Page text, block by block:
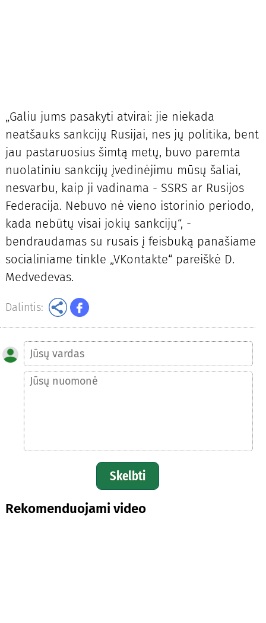
„Galiu jums pasakyti atvirai: jie niekada
neatšauks sankcijų Rusijai, nes jų politika, bent
jau pastaruosius šimtą metų, buvo paremta
nuolatiniu sankcijų įvedinėjimu mūsų šaliai,
nesvarbu, kaip ji vadinama - SSRS ar Rusijos
Federacija. Nebuvo nė vieno istorinio periodo,
kada nebūtų visai jokių sankcijų“, -
bendraudamas su rusais į feisbuką panašiame
socialiniame tinkle „VKontakte“ pareiškė D.
Medvedevas.
Dalintis:
Skelbti
Rekomenduojami video